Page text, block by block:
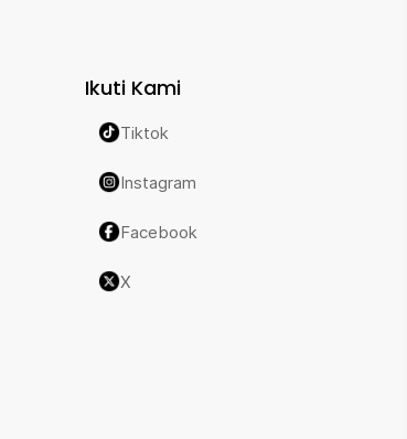
Ikuti Kami
Tiktok
Instagram
Facebook
X